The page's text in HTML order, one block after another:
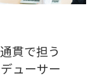
貫で担う
ューサー